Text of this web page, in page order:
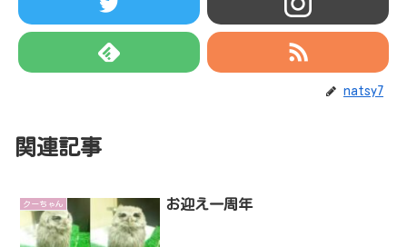
natsy7
関連記事
クーちゃん お迎え一周年